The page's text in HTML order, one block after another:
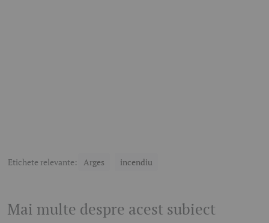
Etichete relevante: Arges incendiu
Mai multe despre acest subiect